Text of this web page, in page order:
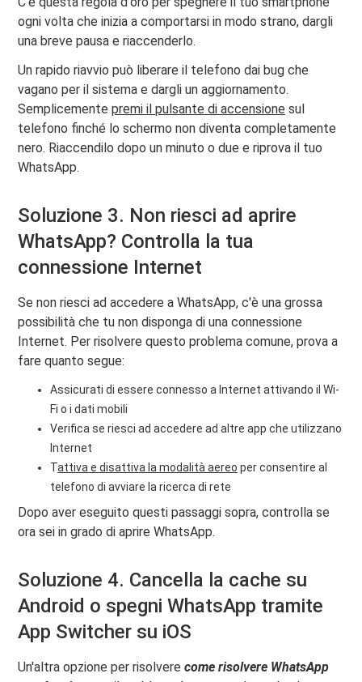
ogni volta che inizia a comportarsi in modo strano, dargli
una breve pausa e riaccenderlo.
Un rapido riavvio può liberare il telefono dai bug che
vagano per il sistema e dargli un aggiornamento.
Semplicementepremi il pulsante di accensione sul
telefono finché lo schermo non diventa completamente
nero. Riaccendilo dopo un minuto o due e riprova il tuo
WhatsApp.
Soluzione 3. Non riesci ad aprire
WhatsApp? Controlla la tua
connessione Internet
Se non riesci ad accedere a WhatsApp, c'è una grossa
possibilità che tu non disponga di una connessione
Internet. Per risolvere questo problema comune, prova a
fare quanto segue:
Assicurati di essere connesso a Internet attivando il Wi-
Fi o i dati mobili
Verifica se riesci ad accedere ad altre app che utilizzano
Internet
Tattiva e disattiva la modalità aereo per consentire al
telefono di avviare la ricerca di rete
Dopo aver eseguito questi passaggi sopra, controlla se
ora sei in grado di aprire WhatsApp.
Soluzione 4. Cancella la cache su
Android o spegni WhatsApp tramite
App Switcher su iOS
Un'altra opzione per risolverecome risolvere WhatsApp